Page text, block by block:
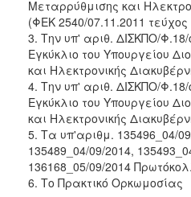
ΕΠΙΣΚΕΠΤΗΣ
ΗΡΑΚΛΕΙΟ
Μεταρρύθμισης και
(ΦΕΚ 2540/07.11.2011 τεύχος
3. Την υπ' αριθ. ΔΙΣΚΠΟ/Φ.18/
Εγκύκλιο του Υπουργείου
και Ηλεκτρονικής
4. Την υπ' αριθ. ΔΙΣΚΠΟ/Φ.18/
Εγκύκλιο του Υπουργείου
και Ηλεκτρονικής
5. Τα υπ'αριθμ. 135496_04/
135489_04/09/2014,
136168_05/09/2014
6. Το Πρακτικό Ορκωμοσίας